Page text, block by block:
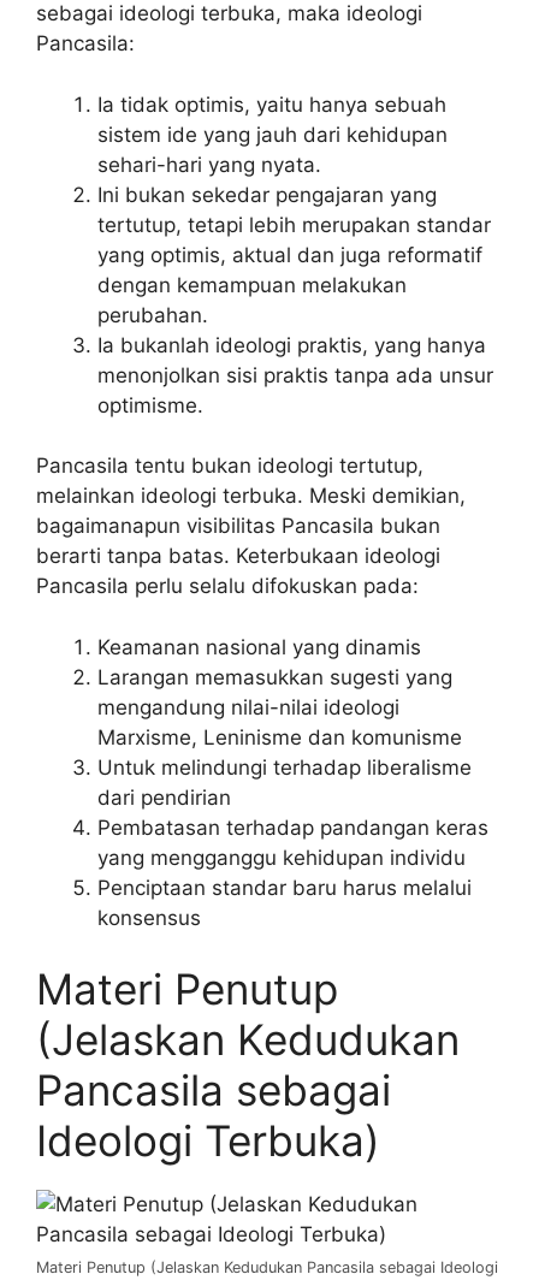
sebagai ideologi terbuka, maka ideologi
Pancasila:
Ia tidak optimis, yaitu hanya sebuah
sistem ide yang jauh dari kehidupan
sehari-hari yang nyata.
Ini bukan sekedar pengajaran yang
tertutup, tetapi lebih merupakan standar
yang optimis, aktual dan juga reformatif
dengan kemampuan melakukan
perubahan.
Ia bukanlah ideologi praktis, yang hanya
menonjolkan sisi praktis tanpa ada unsur
optimisme.
Pancasila tentu bukan ideologi tertutup,
melainkan ideologi terbuka. Meski demikian,
bagaimanapun visibilitas Pancasila bukan
berarti tanpa batas. Keterbukaan ideologi
Pancasila perlu selalu difokuskan pada:
Keamanan nasional yang dinamis
Larangan memasukkan sugesti yang
mengandung nilai-nilai ideologi
Marxisme, Leninisme dan komunisme
Untuk melindungi terhadap liberalisme
dari pendirian
Pembatasan terhadap pandangan keras
yang mengganggu kehidupan individu
Penciptaan standar baru harus melalui
konsensus
Materi Penutup
(Jelaskan Kedudukan
Pancasila sebagai
Ideologi Terbuka)
Materi Penutup (Jelaskan Kedudukan Pancasila sebagai Ideologi